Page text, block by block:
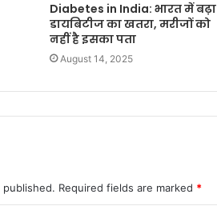
Diabetes in India: भारत में बढ़ा
डायबिटीज का खतरा, मरीजों को
नहीं है इसका पता
August 14, 2025
Required fields are marked *